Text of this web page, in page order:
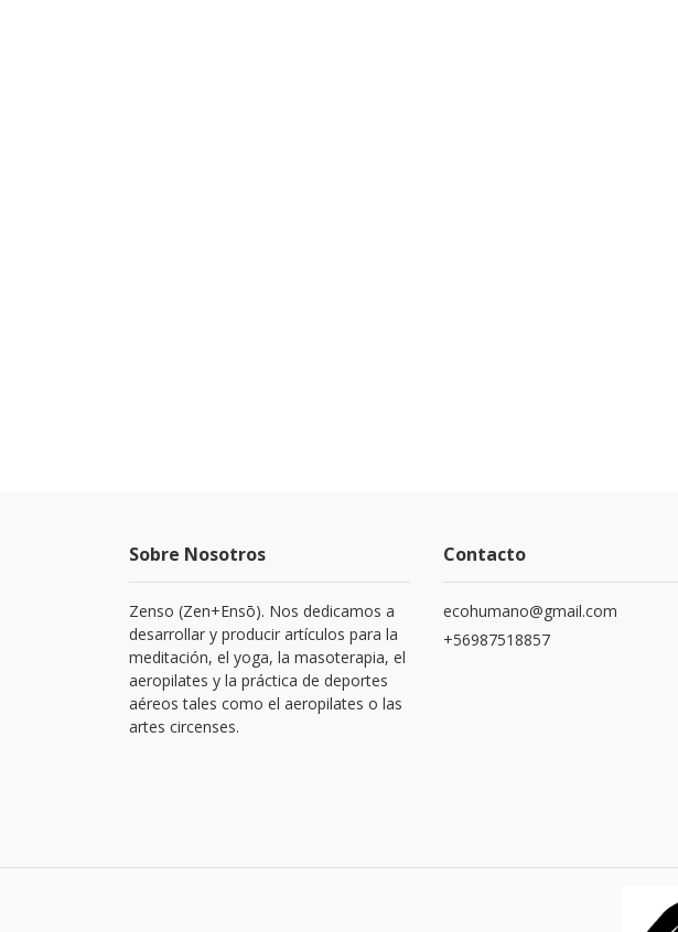
Sobre Nosotros
Zenso (Zen+Ensō). Nos dedicamos a
desarrollar y producir artículos para la
meditación, el yoga, la masoterapia, el
aeropilates y la práctica de deportes
aéreos tales como el aeropilates o las
artes circenses.
Contacto
ecohumano@gmail.com
+56987518857